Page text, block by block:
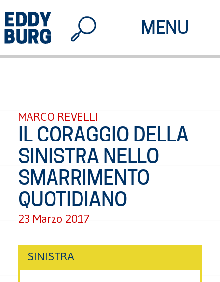
MENU
INIZIATIVE CHI SIAMO
© 2026 EDDYBURG
MARCO REVELLI
IL CORAGGIO DELLA
SINISTRA NELLO
SMARRIMENTO
QUOTIDIANO
23 Marzo 2017
SINISTRA